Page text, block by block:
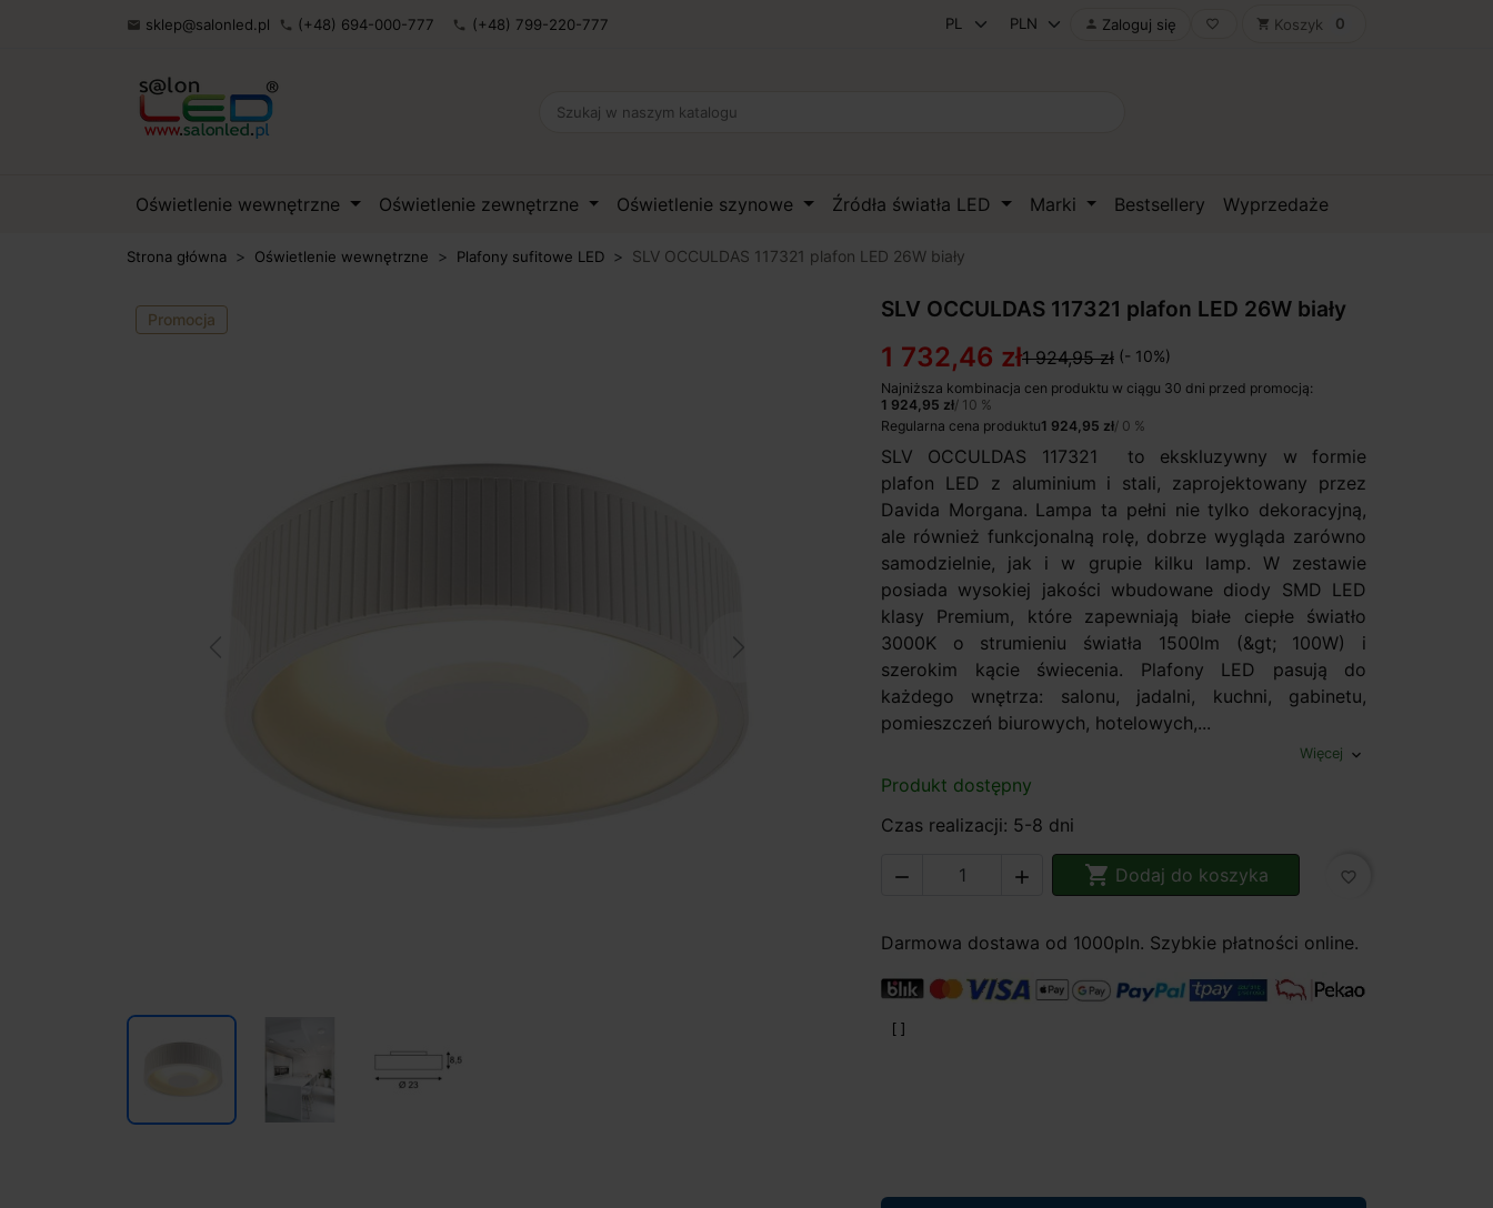
 sklep@salonled.pl phone (+48) 694-000-777 phone (+48) 799-220-777  Zaloguj się favorite_border shopping_cart Koszyk 0
Oświetlenie wewnętrzne Oświetlenie zewnętrzne Oświetlenie szynowe Źródła światła LED Marki Bestsellery Wyprzedaże
Strona główna Oświetlenie wewnętrzne Plafony sufitowe LED SLV OCCULDAS 117321 plafon LED 26W biały
Promocja SLV OCCULDAS 117321 plafon LED 26W biały
1 732,46 zł1 924,95 zł (- 10%)
Najniższa kombinacja cen produktu w ciągu 30 dni przed promocją:
1 924,95 zł/ 10 %
Regularna cena produktu1 924,95 zł/ 0 %
SLV OCCULDAS 117321 to ekskluzywny w formie
plafon LED z aluminium i stali, zaprojektowany przez
Davida Morgana. Lampa ta pełni nie tylko dekoracyjną,
ale również funkcjonalną rolę, dobrze wygląda zarówno
samodzielnie, jak i w grupie kilku lamp. W zestawie
posiada wysokiej jakości wbudowane diody SMD LED
klasy Premium, które zapewniają białe ciepłe światło
3000K o strumieniu światła 1500lm (&gt; 100W) i
szerokim kącie świecenia. Plafony LED pasują do
każdego wnętrza: salonu, jadalni, kuchni, gabinetu,
pomieszczeń biurowych, hotelowych,...
Więcej expand_more
Produkt dostępny
Czas realizacji: 5-8 dni
   Dodaj do koszyka favorite_border
Darmowa dostawa od 1000pln. Szybkie płatności online.